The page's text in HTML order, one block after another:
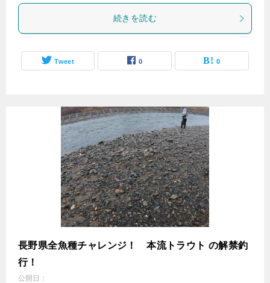
続きを読む
Tweet 0 0
長野県全魚種チャレンジ！ 本流トラウト の解禁釣
行！
公開日：